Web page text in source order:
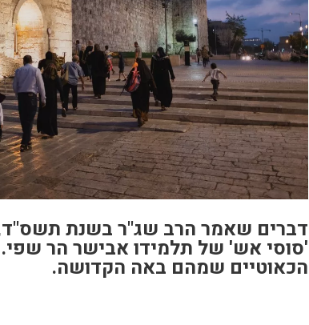
דברים שאמר הרב שג"ר בשנת
'סוסי אש' של תלמידו אבישר הר שפי.
הכאוטיים שמהם באה הקדושה.